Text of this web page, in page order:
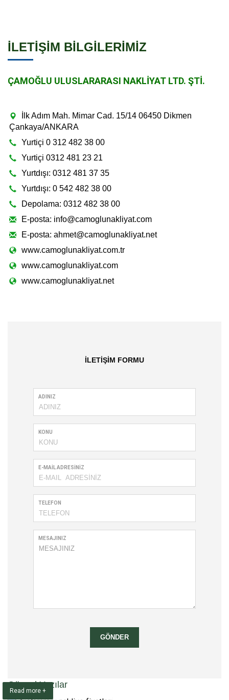
İLETİŞİM BİLGİLERİMİZ
ÇAMOĞLU ULUSLARARASI NAKLİYAT LTD. ŞTİ.
İlk Adım Mah. Mimar Cad. 15/14 06450 Dikmen
Çankaya/ANKARA
Yurtiçi 0 312 482 38 00
Yurtiçi 0312 481 23 21
Yurtdışı: 0312 481 37 35
Yurtdışı: 0 542 482 38 00
Depolama: 0312 482 38 00
E-posta: info@camoglunakliyat.com
E-posta: ahmet@camoglunakliyat.net
www.camoglunakliyat.com.tr
www.camoglunakliyat.com
www.camoglunakliyat.net
İLETİŞİM FORMU
ADINIZ
KONU
E-MAIL ADRESINIZ
TELEFON
MESAJINIZ
GÖNDER
Güncel Yazılar
Read more +